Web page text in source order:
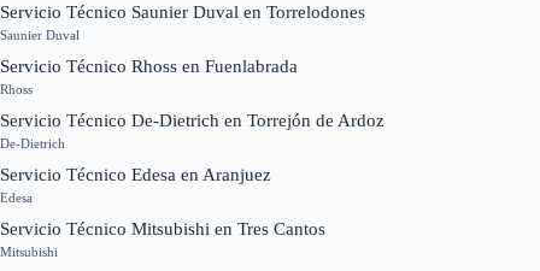
Servicio Técnico Saunier Duval en Torrelodones
Saunier Duval
Servicio Técnico Rhoss en Fuenlabrada
Rhoss
Servicio Técnico De-Dietrich en Torrejón de Ardoz
De-Dietrich
Servicio Técnico Edesa en Aranjuez
Edesa
Servicio Técnico Mitsubishi en Tres Cantos
Mitsubishi